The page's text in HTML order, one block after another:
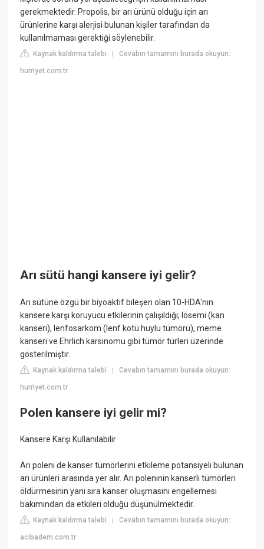
gerekmektedir. Propolis, bir arı ürünü olduğu için arı
ürünlerine karşı alerjisi bulunan kişiler tarafından da
kullanılmaması gerektiği söylenebilir.
Kaynak kaldırma talebi |Cevabın tamamını burada okuyun:
hurriyet.com.tr
Arı sütü hangi kansere iyi gelir?
Arı sütüne özgü bir biyoaktif bileşen olan 10-HDA'nın
kansere karşı koruyucu etkilerinin çalışıldığı; lösemi (kan
kanseri), lenfosarkom (lenf kötü huylu tümörü), meme
kanseri ve Ehrlich karsinomu gibi tümör türleri üzerinde
gösterilmiştir.
Kaynak kaldırma talebi |Cevabın tamamını burada okuyun:
hurriyet.com.tr
Polen kansere iyi gelir mi?
Kansere Karşı Kullanılabilir
Arı poleni de kanser tümörlerini etkileme potansiyeli bulunan
arı ürünleri arasında yer alır. Arı poleninin kanserli tümörleri
öldürmesinin yanı sıra kanser oluşmasını engellemesi
bakımından da etkileri olduğu düşünülmektedir.
Kaynak kaldırma talebi |Cevabın tamamını burada okuyun:
acibadem.com.tr